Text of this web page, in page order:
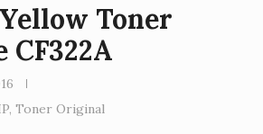
Toner
, Toner Original